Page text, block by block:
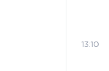
13:10